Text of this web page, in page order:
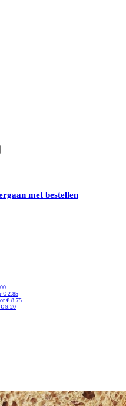
met bestellen
€ 2.85
€ 8.75
9.20